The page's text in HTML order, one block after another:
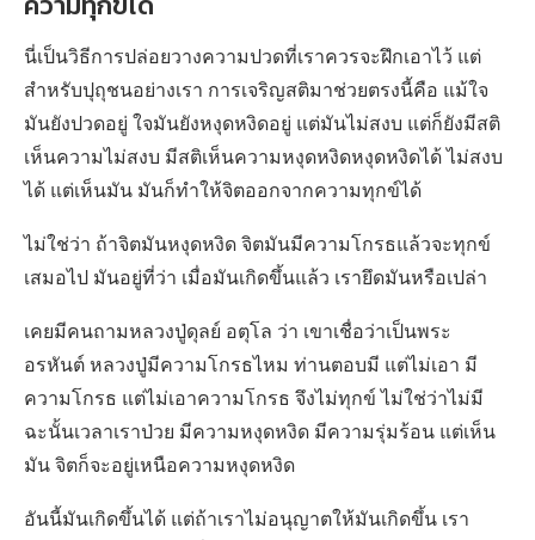
นี่เป็นวิธีการปล่อยวางความปวดที่เราควรจะฝึกเอาไว้ แต่
สำหรับปุถุชนอย่างเรา การเจริญสติมาช่วยตรงนี้คือ แม้ใจ
มันยังปวดอยู่ ใจมันยังหงุดหงิดอยู่ แต่มันไม่สงบ แต่ก็ยังมีสติ
เห็นความไม่สงบ มีสติเห็นความหงุดหงิดหงุดหงิดได้ ไม่สงบ
ได้ แต่เห็นมัน มันก็ทำให้จิตออกจากความทุกข์ได้
ไม่ใช่ว่า ถ้าจิตมันหงุดหงิด จิตมันมีความโกรธแล้วจะทุกข์
เสมอไป มันอยู่ที่ว่า เมื่อมันเกิดขึ้นแล้ว เรายึดมันหรือเปล่า
เคยมีคนถามหลวงปู่ดุลย์ อตุโล ว่า เขาเชื่อว่าเป็นพระ
อรหันต์ หลวงปู่มีความโกรธไหม ท่านตอบมี แต่ไม่เอา มี
ความโกรธ แต่ไม่เอาความโกรธ จึงไม่ทุกข์ ไม่ใช่ว่าไม่มี
ฉะนั้นเวลาเราป่วย มีความหงุดหงิด มีความรุ่มร้อน แต่เห็น
มัน จิตก็จะอยู่เหนือความหงุดหงิด
อันนี้มันเกิดขึ้นได้ แต่ถ้าเราไม่อนุญาตให้มันเกิดขึ้น เรา